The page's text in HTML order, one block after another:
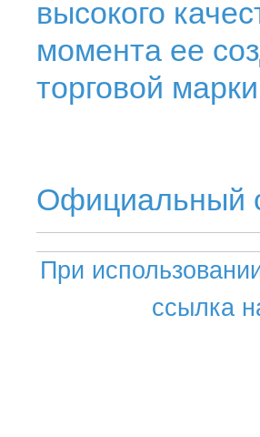
высокого
момента ее
торговой
Официальный
При
ссылка